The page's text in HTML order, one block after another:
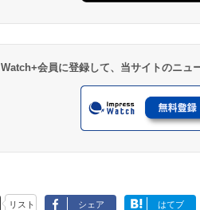
Watch+会員に登録して、当サイトのニュ
リスト シェア はてブ